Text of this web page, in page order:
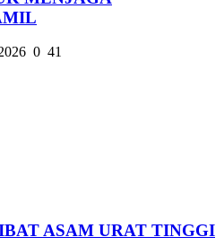
0 41
ASAM URAT TINGGI